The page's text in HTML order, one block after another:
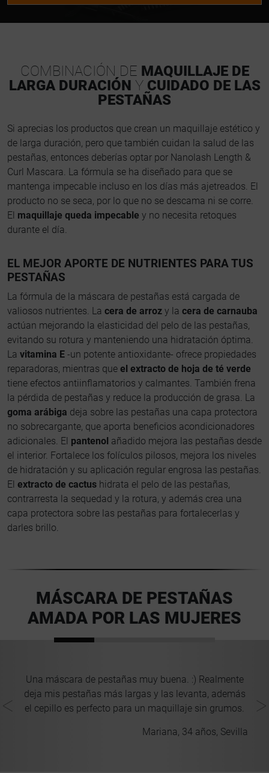
COMBINACIÓN DE MAQUILLAJE DE
LARGA DURACIÓN Y CUIDADO DE LAS
PESTAÑAS
Si aprecias los productos que crean un maquillaje estético y
de larga duración, pero que también cuidan la salud de las
pestañas, entonces deberías optar por Nanolash Length &
Curl Mascara. La fórmula se ha diseñado para que se
mantenga impecable incluso en los días más ajetreados. El
producto no se seca, por lo que no se descama ni se corre.
El maquillaje queda impecable y no necesita retoques
durante el día.
EL MEJOR APORTE DE NUTRIENTES PARA TUS
PESTAÑAS
La fórmula de la máscara de pestañas está cargada de
valiosos nutrientes. La cera de arroz y la cera de carnauba
actúan mejorando la elasticidad del pelo de las pestañas,
evitando su rotura y manteniendo una hidratación óptima.
La vitamina E -un potente antioxidante- ofrece propiedades
reparadoras, mientras que el extracto de hoja de té verde
tiene efectos antiinflamatorios y calmantes. También frena
la pérdida de pestañas y reduce la producción de grasa. La
goma arábiga deja sobre las pestañas una capa protectora
no sobrecargante, que aporta beneficios acondicionadores
adicionales. El pantenol añadido mejora las pestañas desde
el interior. Fortalece los folículos pilosos, mejora los niveles
de hidratación y su aplicación regular engrosa las pestañas.
El extracto de cactus hidrata el pelo de las pestañas,
contrarresta la sequedad y la rotura, y además crea una
capa protectora sobre las pestañas para fortalecerlas y
darles brillo.
MÁSCARA DE PESTAÑAS
AMADA POR LAS MUJERES
Una máscara de pestañas muy buena. :) Realmente
deja mis pestañas más largas y las levanta, además
el cepillo es perfecto para un maquillaje sin grumos.
Mariana, 34 años, Sevilla